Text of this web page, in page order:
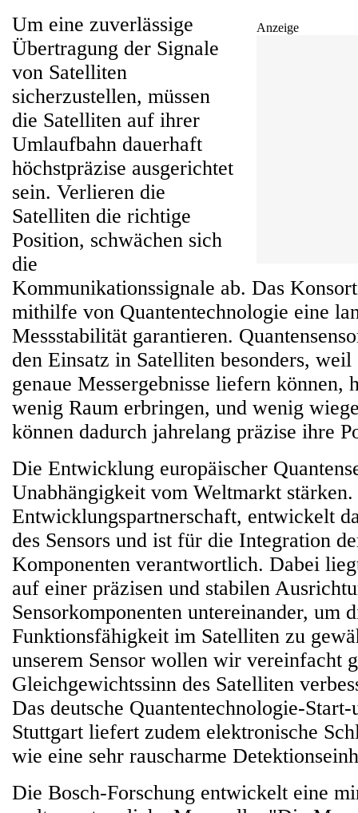
Anzeige
Um eine zuverlässige
Übertragung der Signale
von Satelliten
sicherzustellen, müssen
die Satelliten auf ihrer
Umlaufbahn dauerhaft
höchstpräzise ausgerichtet
sein. Verlieren die
Satelliten die richtige
Position, schwächen sich
die
Kommunikationssignale ab. Das
mithilfe von Quantentechnologie eine
Messstabilität garantieren.
den Einsatz in Satelliten besonders, weil
genaue Messergebnisse liefern können,
wenig Raum erbringen, und wenig
können dadurch jahrelang präzise ihre
Die Entwicklung europäischer
Unabhängigkeit vom Weltmarkt
Entwicklungspartnerschaft, entwickelt
des Sensors und ist für die Integration
Komponenten verantwortlich. Dabei
auf einer präzisen und stabilen
Sensorkomponenten untereinander, um
Funktionsfähigkeit im Satelliten zu
unserem Sensor wollen wir vereinfacht
Gleichgewichtssinn des Satelliten
Das deutsche Quantentechnologie-
Stuttgart liefert zudem elektronische
wie eine sehr rauscharme
Die Bosch-Forschung entwickelt eine